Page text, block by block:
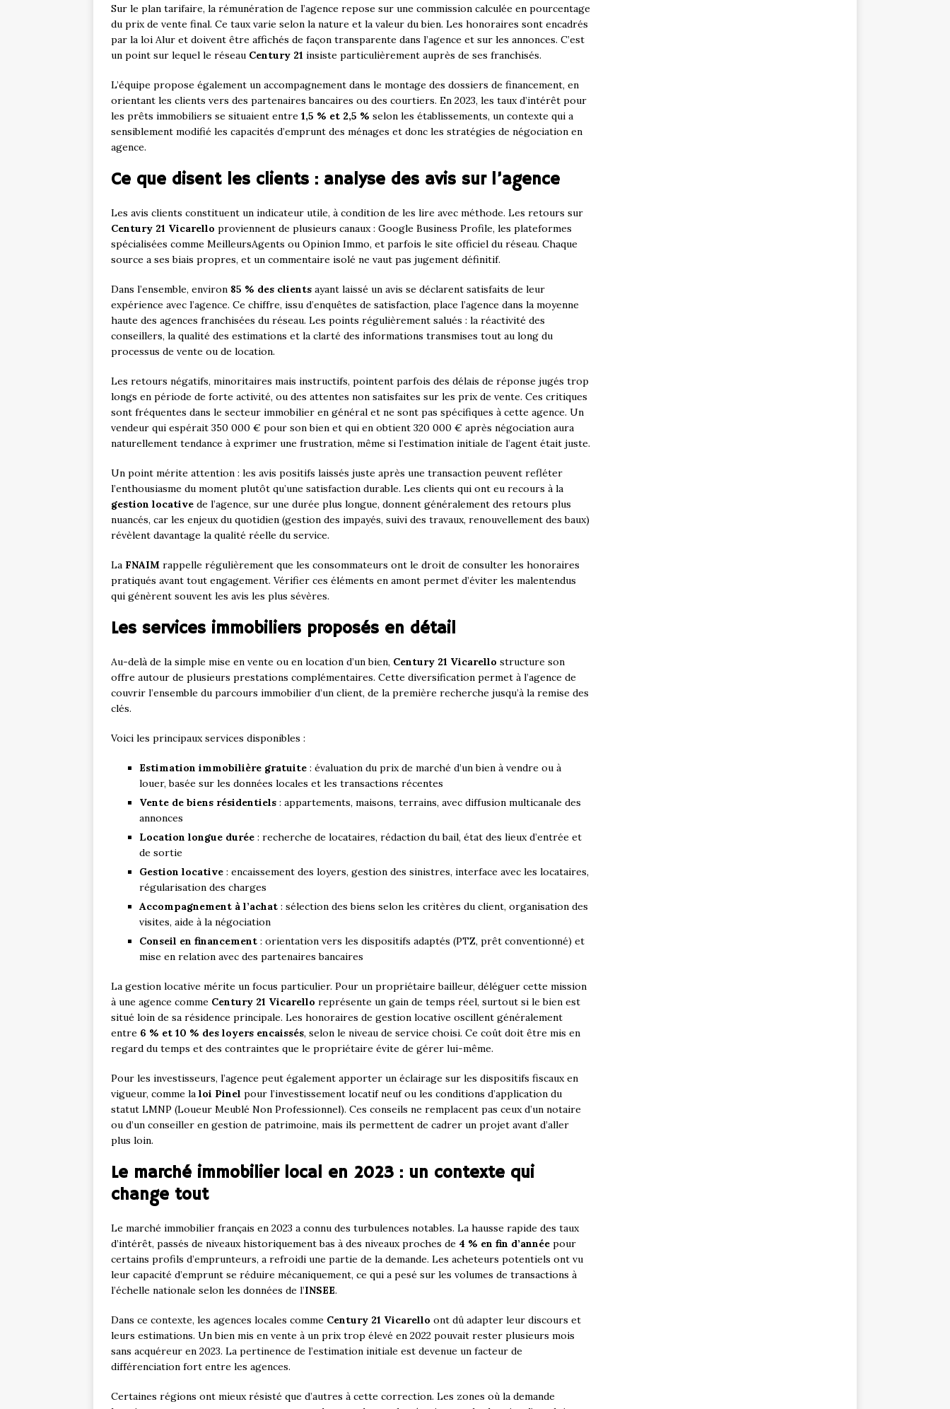
Sur le plan tarifaire, la rémunération de l’agence repose sur une commission calculée en pourcentage
du prix de vente final. Ce taux varie selon la nature et la valeur du bien. Les honoraires sont encadrés
par la loi Alur et doivent être affichés de façon transparente dans l’agence et sur les annonces. C’est
un point sur lequel le réseau Century 21 insiste particulièrement auprès de ses franchisés.
L’équipe propose également un accompagnement dans le montage des dossiers de financement, en
orientant les clients vers des partenaires bancaires ou des courtiers. En 2023, les taux d’intérêt pour
les prêts immobiliers se situaient entre 1,5 % et 2,5 % selon les établissements, un contexte qui a
sensiblement modifié les capacités d’emprunt des ménages et donc les stratégies de négociation en
agence.
Ce que disent les clients : analyse des avis sur l’agence
Les avis clients constituent un indicateur utile, à condition de les lire avec méthode. Les retours sur
Century 21 Vicarello proviennent de plusieurs canaux : Google Business Profile, les plateformes
spécialisées comme MeilleursAgents ou Opinion Immo, et parfois le site officiel du réseau. Chaque
source a ses biais propres, et un commentaire isolé ne vaut pas jugement définitif.
Dans l’ensemble, environ 85 % des clients ayant laissé un avis se déclarent satisfaits de leur
expérience avec l’agence. Ce chiffre, issu d’enquêtes de satisfaction, place l’agence dans la moyenne
haute des agences franchisées du réseau. Les points régulièrement salués : la réactivité des
conseillers, la qualité des estimations et la clarté des informations transmises tout au long du
processus de vente ou de location.
Les retours négatifs, minoritaires mais instructifs, pointent parfois des délais de réponse jugés trop
longs en période de forte activité, ou des attentes non satisfaites sur les prix de vente. Ces critiques
sont fréquentes dans le secteur immobilier en général et ne sont pas spécifiques à cette agence. Un
vendeur qui espérait 350 000 € pour son bien et qui en obtient 320 000 € après négociation aura
naturellement tendance à exprimer une frustration, même si l’estimation initiale de l’agent était juste.
Un point mérite attention : les avis positifs laissés juste après une transaction peuvent refléter
l’enthousiasme du moment plutôt qu’une satisfaction durable. Les clients qui ont eu recours à la
gestion locative de l’agence, sur une durée plus longue, donnent généralement des retours plus
nuancés, car les enjeux du quotidien (gestion des impayés, suivi des travaux, renouvellement des baux)
révèlent davantage la qualité réelle du service.
La FNAIM rappelle régulièrement que les consommateurs ont le droit de consulter les honoraires
pratiqués avant tout engagement. Vérifier ces éléments en amont permet d’éviter les malentendus
qui génèrent souvent les avis les plus sévères.
Les services immobiliers proposés en détail
Au-delà de la simple mise en vente ou en location d’un bien, Century 21 Vicarello structure son
offre autour de plusieurs prestations complémentaires. Cette diversification permet à l’agence de
couvrir l’ensemble du parcours immobilier d’un client, de la première recherche jusqu’à la remise des
clés.
Voici les principaux services disponibles :
Estimation immobilière gratuite : évaluation du prix de marché d’un bien à vendre ou à
louer, basée sur les données locales et les transactions récentes
Vente de biens résidentiels : appartements, maisons, terrains, avec diffusion multicanale des
annonces
Location longue durée : recherche de locataires, rédaction du bail, état des lieux d’entrée et
de sortie
Gestion locative : encaissement des loyers, gestion des sinistres, interface avec les locataires,
régularisation des charges
Accompagnement à l’achat : sélection des biens selon les critères du client, organisation des
visites, aide à la négociation
Conseil en financement : orientation vers les dispositifs adaptés (PTZ, prêt conventionné) et
mise en relation avec des partenaires bancaires
La gestion locative mérite un focus particulier. Pour un propriétaire bailleur, déléguer cette mission
à une agence comme Century 21 Vicarello représente un gain de temps réel, surtout si le bien est
situé loin de sa résidence principale. Les honoraires de gestion locative oscillent généralement
entre 6 % et 10 % des loyers encaissés, selon le niveau de service choisi. Ce coût doit être mis en
regard du temps et des contraintes que le propriétaire évite de gérer lui-même.
Pour les investisseurs, l’agence peut également apporter un éclairage sur les dispositifs fiscaux en
vigueur, comme la loi Pinel pour l’investissement locatif neuf ou les conditions d’application du
statut LMNP (Loueur Meublé Non Professionnel). Ces conseils ne remplacent pas ceux d’un notaire
ou d’un conseiller en gestion de patrimoine, mais ils permettent de cadrer un projet avant d’aller
plus loin.
Le marché immobilier local en 2023 : un contexte qui
change tout
Le marché immobilier français en 2023 a connu des turbulences notables. La hausse rapide des taux
d’intérêt, passés de niveaux historiquement bas à des niveaux proches de 4 % en fin d’année pour
certains profils d’emprunteurs, a refroidi une partie de la demande. Les acheteurs potentiels ont vu
leur capacité d’emprunt se réduire mécaniquement, ce qui a pesé sur les volumes de transactions à
l’échelle nationale selon les données de l’INSEE.
Dans ce contexte, les agences locales comme Century 21 Vicarello ont dû adapter leur discours et
leurs estimations. Un bien mis en vente à un prix trop élevé en 2022 pouvait rester plusieurs mois
sans acquéreur en 2023. La pertinence de l’estimation initiale est devenue un facteur de
différenciation fort entre les agences.
Certaines régions ont mieux résisté que d’autres à cette correction. Les zones où la demande